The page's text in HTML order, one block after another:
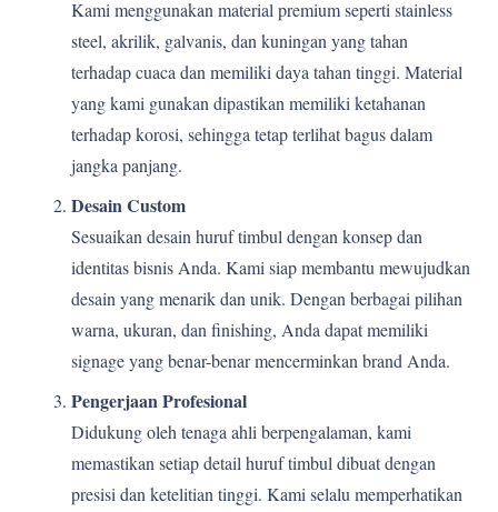
Kami menggunakan material premium seperti stainless
steel, akrilik, galvanis, dan kuningan yang tahan
terhadap cuaca dan memiliki daya tahan tinggi. Material
yang kami gunakan dipastikan memiliki ketahanan
terhadap korosi, sehingga tetap terlihat bagus dalam
jangka panjang.
Desain Custom
Sesuaikan desain huruf timbul dengan konsep dan
identitas bisnis Anda. Kami siap membantu mewujudkan
desain yang menarik dan unik. Dengan berbagai pilihan
warna, ukuran, dan finishing, Anda dapat memiliki
signage yang benar-benar mencerminkan brand Anda.
Pengerjaan Profesional
Didukung oleh tenaga ahli berpengalaman, kami
memastikan setiap detail huruf timbul dibuat dengan
presisi dan ketelitian tinggi. Kami selalu memperhatikan